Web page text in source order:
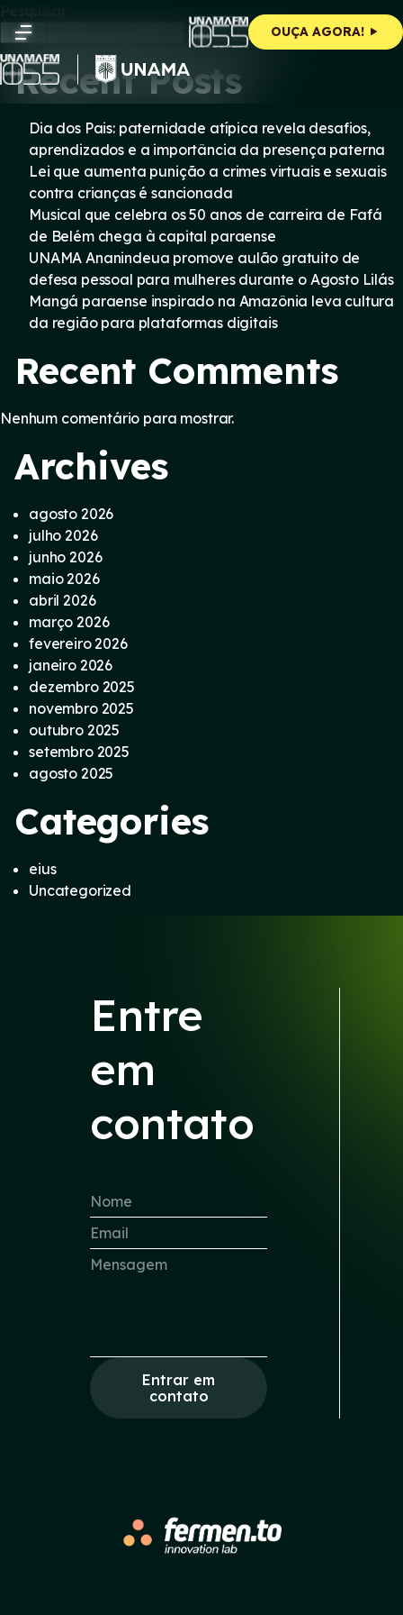
content
OUÇA AGORA!
Pesquisar
Pesquisar
Recent Posts
Dia dos Pais: paternidade atípica revela desafios,
aprendizados e a importância da presença paterna
Lei que aumenta punição a crimes virtuais e sexuais
contra crianças é sancionada
Musical que celebra os 50 anos de carreira de Fafá
de Belém chega à capital paraense
UNAMA Ananindeua promove aulão gratuito de
defesa pessoal para mulheres durante o Agosto Lilás
Mangá paraense inspirado na Amazônia leva cultura
da região para plataformas digitais
Recent Comments
Nenhum comentário para mostrar.
Archives
agosto 2026
julho 2026
junho 2026
maio 2026
abril 2026
março 2026
fevereiro 2026
janeiro 2026
dezembro 2025
novembro 2025
outubro 2025
setembro 2025
agosto 2025
Categories
eius
Uncategorized
Entre
em
contato
Entrar em
contato